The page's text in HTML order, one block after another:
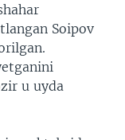
Soipov
u uyda